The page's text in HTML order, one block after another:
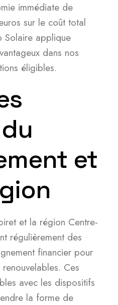
immédiate de
sur le coût total
Solaire applique
dans nos
éligibles.
et
et la région Centre-
régulièrement des
financier pour
Ces
avec les dispositifs
la forme de